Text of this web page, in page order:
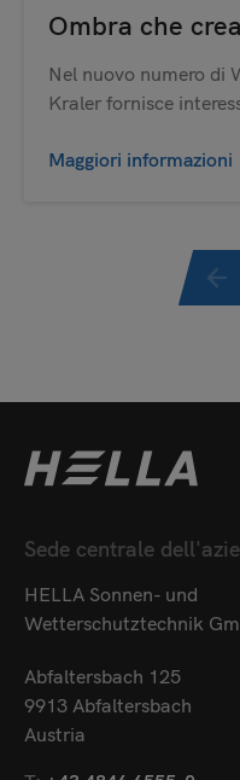
Ombra che
Nel nuovo numero di
Kraler fornisce
Maggiori informazioni
Sede centrale
HELLA Sonnen- und
Wetterschutztechnik
Abfaltersbach 125
9913 Abfaltersbach
Austria